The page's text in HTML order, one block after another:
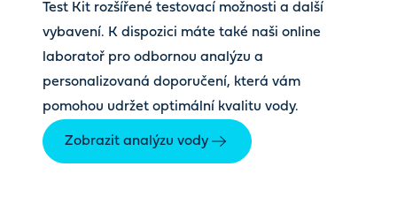
Test Kit rozšířené testovací možnosti a další
vybavení. K dispozici máte také naši online
laboratoř pro odbornou analýzu a
personalizovaná doporučení, která vám
pomohou udržet optimální kvalitu vody.
Zobrazit analýzu vody